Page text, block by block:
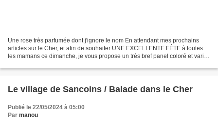
Une rose très parfumée dont j'ignore le nom En attendant mes prochains
articles sur le Cher, et afin de souhaiter UNE EXCELLENTE FÊTE à toutes
les mamans ce dimanche, je vous propose un très bref panel coloré et varié
Le village de Sancoins / Balade dans le Cher
Publié le 22/05/2024 à 05:00
Par manou